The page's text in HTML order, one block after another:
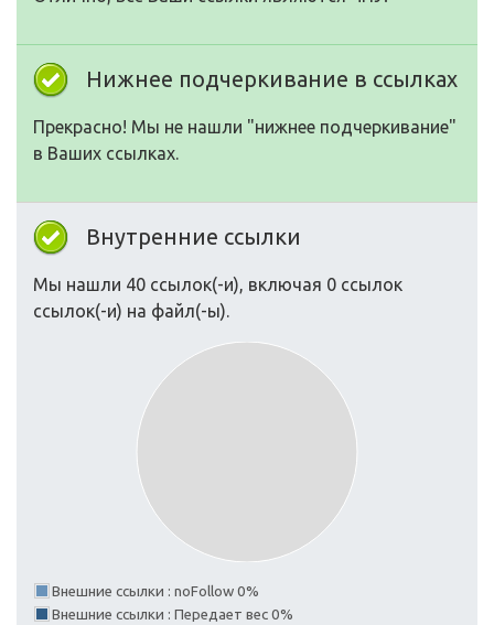
Нижнее подчеркивание в ссылках
Прекрасно! Мы не нашли "нижнее подчеркивание"
в Ваших ссылках.
Внутренние ссылки
Мы нашли 40 ссылок(-и), включая 0 ссылок
ссылок(-и) на файл(-ы).
Внешние ссылки : noFollow 0%
Внешние ссылки : Передает вес 0%